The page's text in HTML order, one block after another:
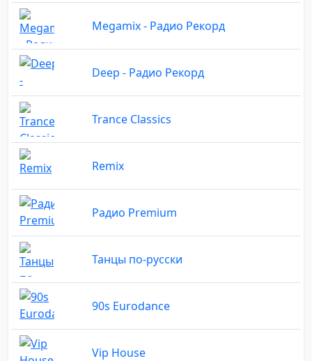
Megamix - Радио Рекорд
Deep - Радио Рекорд
Trance Classics
Remix
Радио Premium
Танцы по-русски
90s Eurodance
Vip House